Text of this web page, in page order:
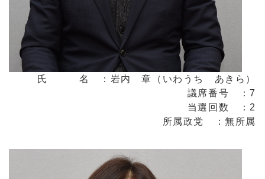
氏 名 ：岩内 章（いわうち あきら）
議席番号 ：7
当選回数 ：2
所属政党 ：無所属